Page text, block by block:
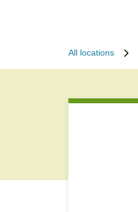
All locations